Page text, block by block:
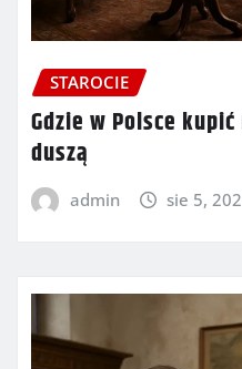
STAROCIE
Gdzie w Polsce
duszą
admin sie 5,